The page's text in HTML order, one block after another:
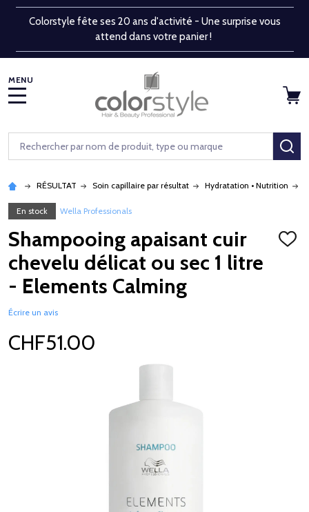
Colorstyle fête ses 20 ans d'activité - Une surprise vous
attend dans votre panier !
Rechercher
RÉSULTAT Soin capillaire par résultat Hydratation • Nutrition
En stock Wella Professionals
Shampooing apaisant cuir
chevelu délicat ou sec 1 litre
- Elements Calming
Écrire un avis
CHF51.00